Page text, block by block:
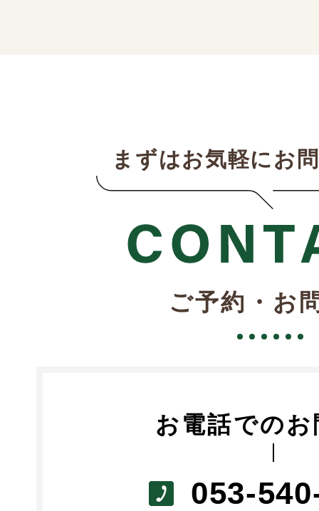
まずはお気軽にお
ご予約・お
お電話での
053-